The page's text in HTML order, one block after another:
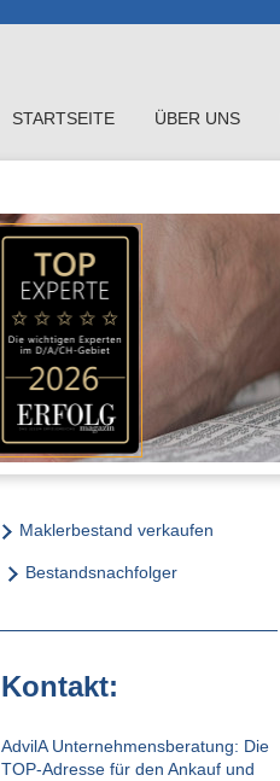
STARTSEITE ÜBER UNS
Maklerbestand verkaufen
Bestandsnachfolger
Kontakt:
AdvilA Unternehmensberatung: Die
TOP-Adresse für den Ankauf und